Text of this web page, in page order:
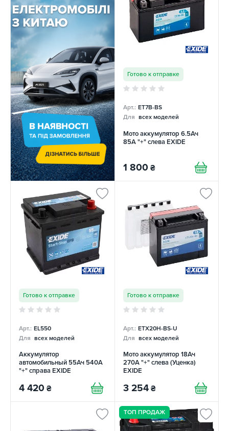
Готово к отправке
Арт.: ET7B-BS
Для всех моделей
Мото аккумулятор 6.5Ач
85А "+" слева EXIDE
1 800 ₴
Готово к отправке
Арт.: EL550
Для всех моделей
Аккумулятор
автомобильный 55Ач 540А
"+" справа EXIDE
4 420 ₴
Готово к отправке
Арт.: ETX20H-BS-U
Для всех моделей
Мото аккумулятор 18Ач
270А "+" слева (Уценка)
EXIDE
3 254 ₴
ТОП ПРОДАЖ